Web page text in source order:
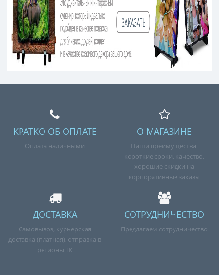
КРАТКО ОБ ОПЛАТЕ
Оплата наличными
О МАГАЗИНЕ
Наши преимущества:
короткие сроки, качество,
хорошие скидки на
корпоративные заказы
ДОСТАВКА
Самовывоз, курьерская
доставка (платная), отправка в
регионы ТК
СОТРУДНИЧЕСТВО
Предлагаем сотрудничество